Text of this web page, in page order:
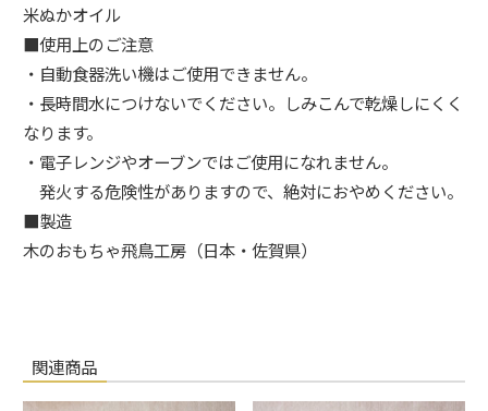
米ぬかオイル
■使用上のご注意
・自動食器洗い機はご使用できません。
・長時間水につけないでください。しみこんで乾燥しにくく
なります。
・電子レンジやオーブンではご使用になれません。
発火する危険性がありますので、絶対におやめください。
■製造
木のおもちゃ飛鳥工房（日本・佐賀県）
関連商品